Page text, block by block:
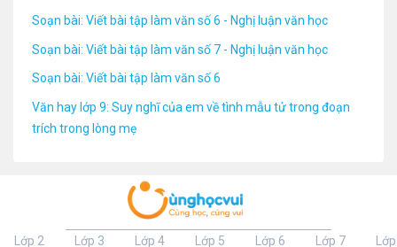
Soạn bài: Viết bài tập làm văn số 6 - Nghị luận văn học
Soạn bài: Viết bài tập làm văn số 7 - Nghị luận văn học
Soạn bài: Viết bài tập làm văn số 6
Văn hay lớp 9: Suy nghĩ của em về tình mẫu tử trong đoạn
trích trong lòng mẹ
Lớp 2 Lớp 3 Lớp 4 Lớp 5 Lớp 6 Lớp 7
Lớp